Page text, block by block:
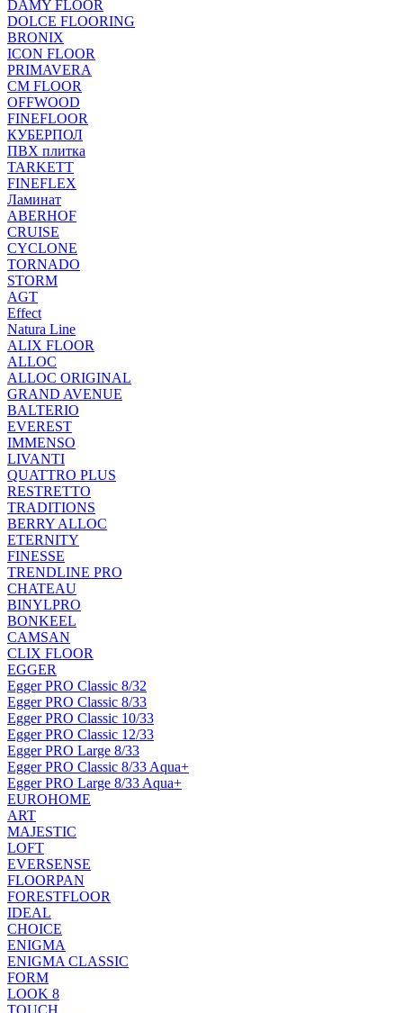
DAMY FLOOR
DOLCE FLOORING
BRONIX
ICON FLOOR
PRIMAVERA
CM FLOOR
OFFWOOD
FINEFLOOR
КУБЕРПОЛ
ПВХ плитка
TARKETT
FINEFLEX
Ламинат
ABERHOF
CRUISE
CYCLONE
TORNADO
STORM
AGT
Effect
Natura Line
ALIX FLOOR
ALLOC
ALLOC ORIGINAL
GRAND AVENUE
BALTERIO
EVEREST
IMMENSO
LIVANTI
QUATTRO PLUS
RESTRETTO
TRADITIONS
BERRY ALLOC
ETERNITY
FINESSE
TRENDLINE PRO
CHATEAU
BINYLPRO
BONKEEL
CAMSAN
CLIX FLOOR
EGGER
Egger PRO Classic 8/32
Egger PRO Classic 8/33
Egger PRO Classic 10/33
Egger PRO Classic 12/33
Egger PRO Large 8/33
Egger PRO Classic 8/33 Aqua+
Egger PRO Large 8/33 Aqua+
EUROHOME
ART
MAJESTIC
LOFT
EVERSENSE
FLOORPAN
FORESTFLOOR
IDEAL
CHOICE
ENIGMA
ENIGMA CLASSIC
FORM
LOOK 8
TOUCH